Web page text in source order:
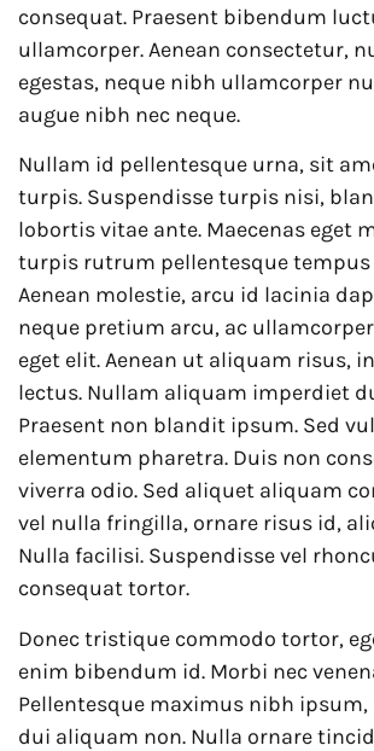
consequat. Praesent bibendum
ullamcorper. Aenean consectetur,
egestas, neque nibh ullamcorper
augue nibh nec neque.
Nullam id pellentesque urna, sit
turpis. Suspendisse turpis nisi,
lobortis vitae ante. Maecenas eget
turpis rutrum pellentesque tempus
Aenean molestie, arcu id lacinia
neque pretium arcu, ac
eget elit. Aenean ut aliquam risus,
lectus. Nullam aliquam imperdiet
Praesent non blandit ipsum. Sed
elementum pharetra. Duis non
viverra odio. Sed aliquet aliquam
vel nulla fringilla, ornare risus id,
Nulla facilisi. Suspendisse vel
consequat tortor.
Donec tristique commodo tortor,
enim bibendum id. Morbi nec
Pellentesque maximus nibh ipsum,
dui aliquam non. Nulla ornare